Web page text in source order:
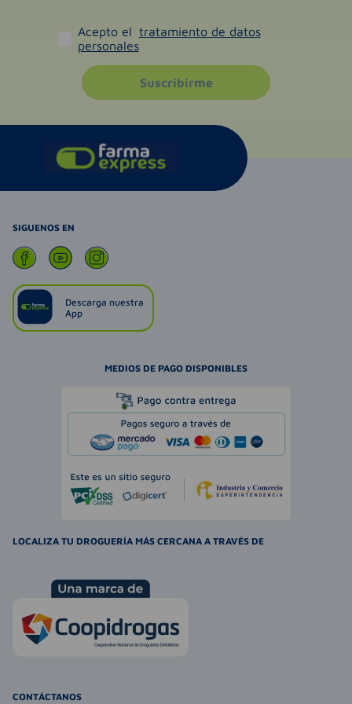
Acepto el tratamiento de datos
personales
Suscribirme
SIGUENOS EN
Descarga nuestra
App
MEDIOS DE PAGO DISPONIBLES
LOCALIZA TU DROGUERÍA MÁS CERCANA A TRAVÉS DE
CONTÁCTANOS